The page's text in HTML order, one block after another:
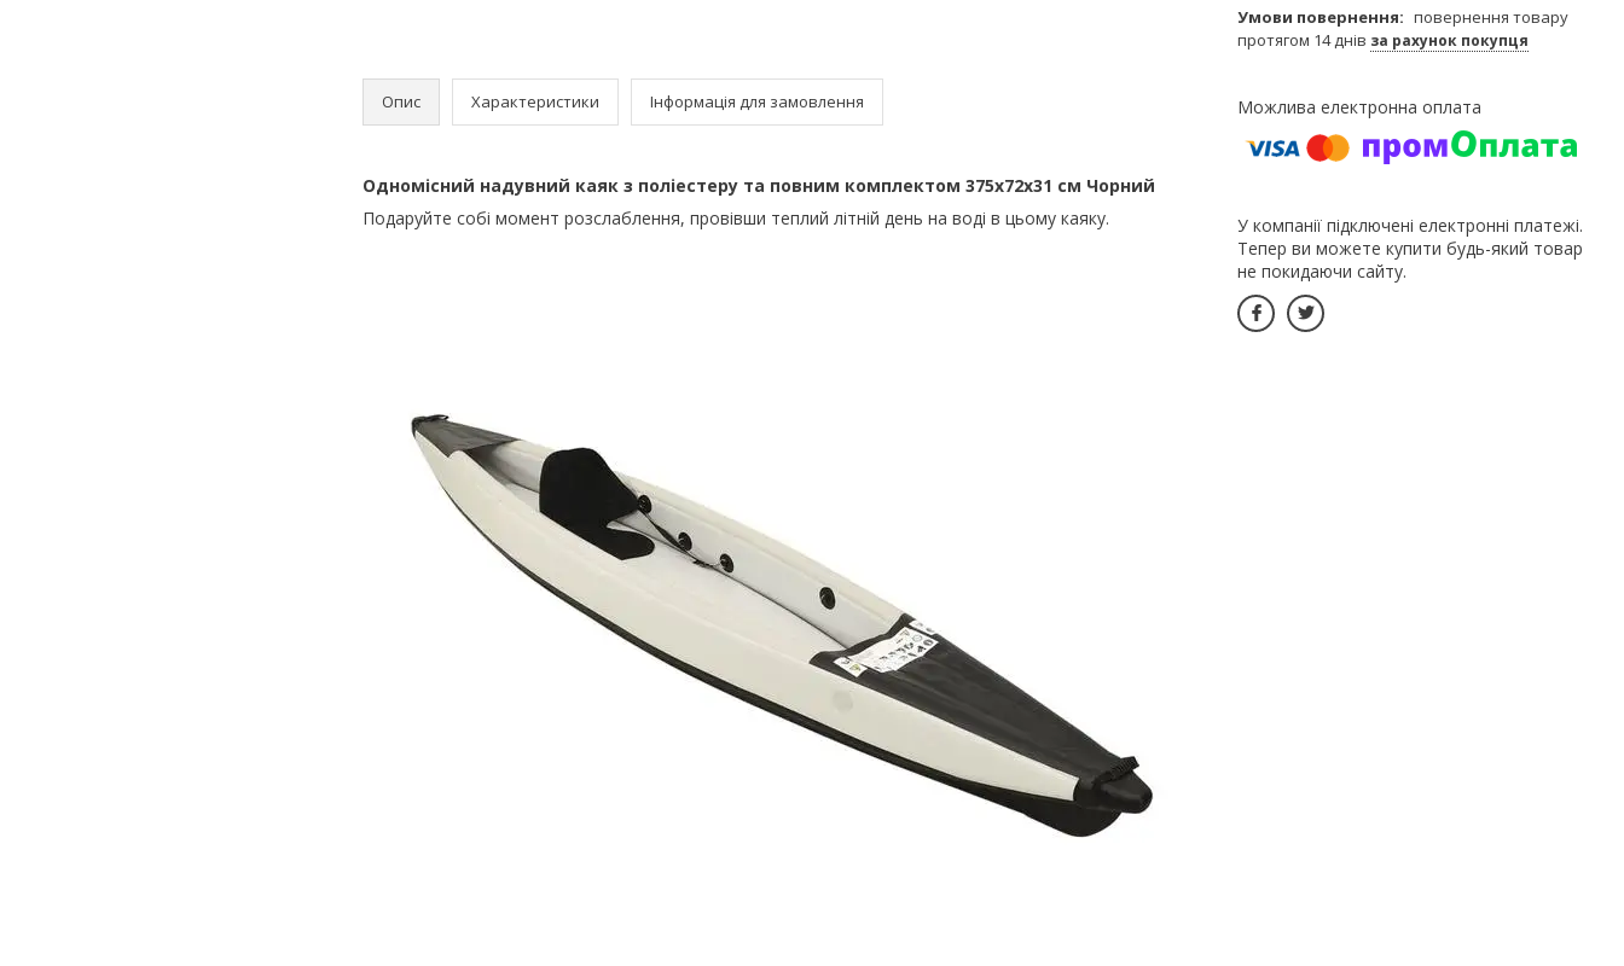
Опис Характеристики Інформація для замовлення
Одномісний надувний каяк з поліестеру та повним комплектом 375x72x31 см Чорний
Подаруйте собі момент розслаблення, провівши теплий літній день на воді в цьому каяку.
повернення товару
протягом 14 днів за рахунок покупця
У компанії підключені електронні платежі.
Тепер ви можете купити будь-який товар
не покидаючи сайту.